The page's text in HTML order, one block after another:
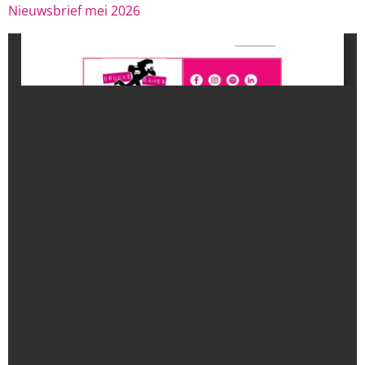
Nieuwsbrief mei 2026